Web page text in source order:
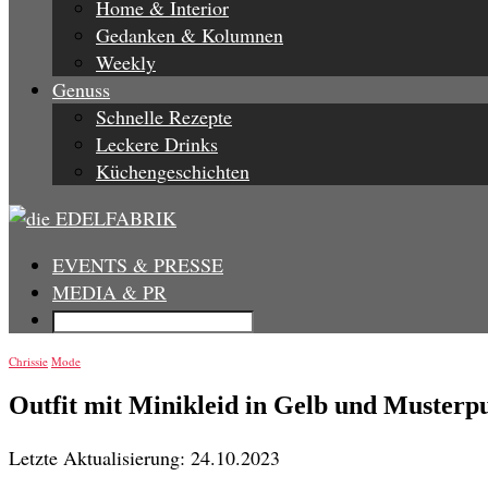
Home & Interior
Gedanken & Kolumnen
Weekly
Genuss
Schnelle Rezepte
Leckere Drinks
Küchengeschichten
EVENTS & PRESSE
MEDIA & PR
Chrissie Mode
Outfit mit Minikleid in Gelb und
Letzte Aktualisierung: 24.10.2023